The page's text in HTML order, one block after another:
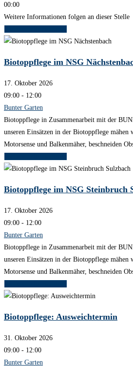
00:00
Weitere Informationen folgen an dieser Stelle
Biotoppflege im NSG
17. Oktober 2026
09:00 - 12:00
Bunter Garten
Biotoppflege in Zusammenarbeit mit der
unseren Einsätzen in der Biotoppflege mähen
Motorsense und Balkenmäher, beschneiden
Biotoppflege im NSG Steinbruch
17. Oktober 2026
09:00 - 12:00
Bunter Garten
Biotoppflege in Zusammenarbeit mit der
unseren Einsätzen in der Biotoppflege mähen
Motorsense und Balkenmäher, beschneiden
Biotoppflege: Ausweichtermin
31. Oktober 2026
09:00 - 12:00
Bunter Garten